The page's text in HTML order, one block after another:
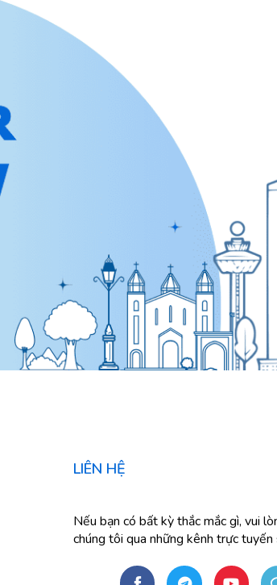
LIÊN HỆ
Nếu bạn có bất kỳ thắc mắc gì, vui
chúng tôi qua những kênh trực tuyến